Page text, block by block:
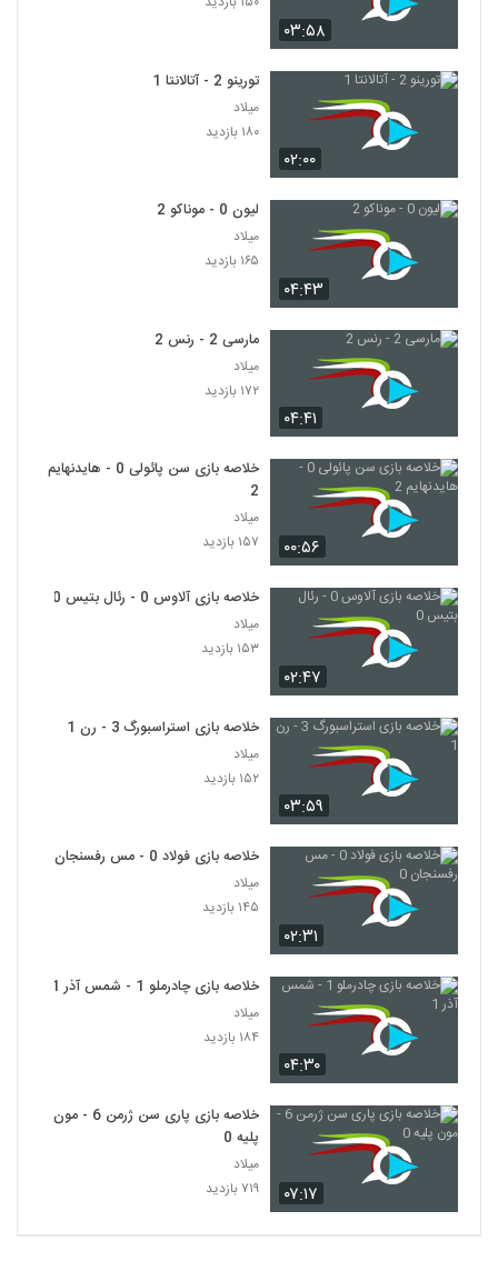
۰۳:۵۸
۰۲:۰۰
تورینو 2 - آتالانتا 1
میلاد
۱۸۰ بازدید
۰۴:۴۳
لیون 0 - موناکو 2
میلاد
۱۶۵ بازدید
۰۴:۴۱
مارسی 2 - رنس 2
میلاد
۱۷۲ بازدید
۰۰:۵۶
خلاصه بازی سن پائولی 0 - هایدنهایم
2
میلاد
۱۵۷ بازدید
۰۲:۴۷
خلاصه بازی آلاوس 0 - رئال بتیس 0
میلاد
۱۵۳ بازدید
۰۳:۵۹
خلاصه بازی استراسبورگ 3 - رن 1
میلاد
۱۵۲ بازدید
۰۲:۳۱
خلاصه بازی فولاد 0 - مس رفسنجان 0
میلاد
۱۴۵ بازدید
۰۴:۳۰
خلاصه بازی چادرملو 1 - شمس آذر 1
میلاد
۱۸۴ بازدید
۰۷:۱۷
خلاصه بازی پاری سن ژرمن 6 - مون
پلیه 0
میلاد
۷۱۹ بازدید